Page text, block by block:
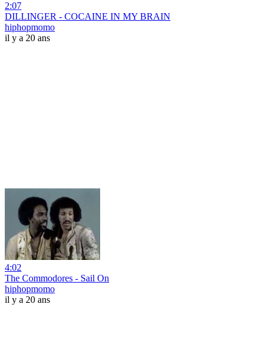
2:07
DILLINGER - COCAINE IN MY BRAIN
hiphopmomo
il y a 20 ans
4:02
The Commodores - Sail On
hiphopmomo
il y a 20 ans